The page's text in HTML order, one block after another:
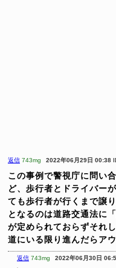
返信 743mg 2022年06月29日 00:38
この事例で警視庁に問い
ど、歩行者とドライバー
ても歩行者が行くまで譲
となるのは道路交通法に
が定められておらずそれ
道にいる限り進んだらア
返信 743mg 2022年06月30日